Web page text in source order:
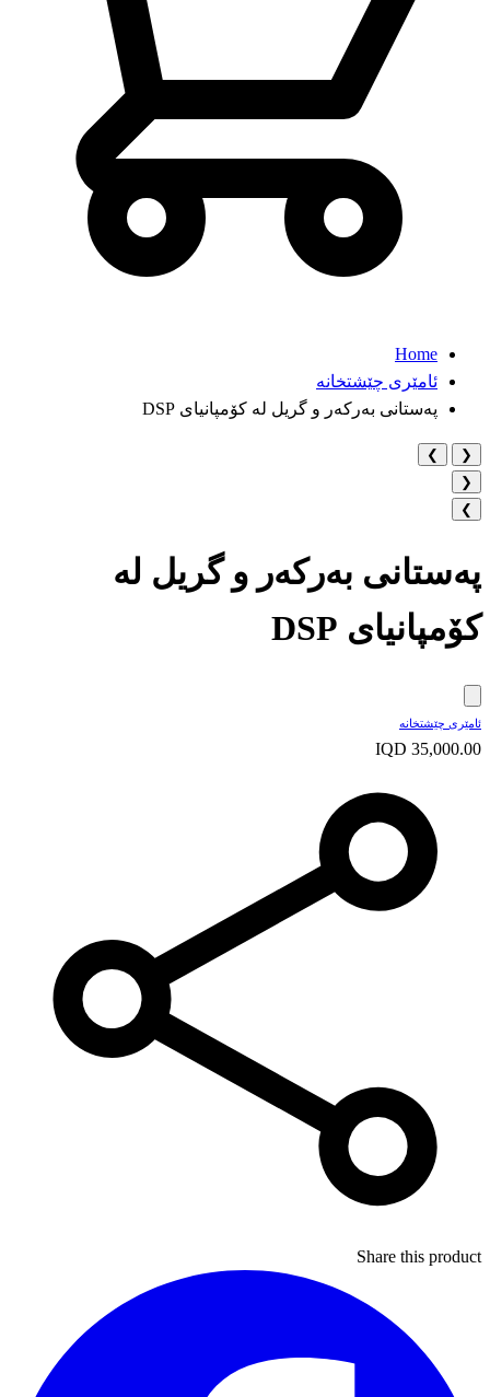
Home
ئامێری چێشتخانە
پەستانی بەرکەر و گریل لە کۆمپانیای DSP
❮
❯
❮
❯
پەستانی بەرکەر و گریل لە
کۆمپانیای DSP
ئامێری چێشتخانە
IQD 35,000.00
Share this product